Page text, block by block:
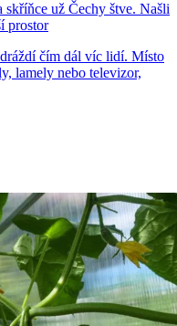
skříňce už Čechy štve. Našli
prostor
čím dál víc lidí. Místo
lamely nebo televizor,